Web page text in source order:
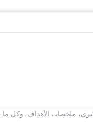
الكبرى، ملخصات الأهداف،